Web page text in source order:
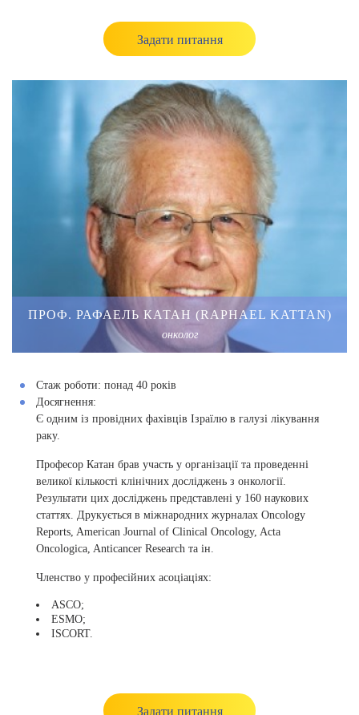
Задати питання
ПРОФ. РАФАЕЛЬ КАТАН (RAPHAEL KATTAN)
онколог
Стаж роботи: понад 40 років
Досягнення:
Є одним із провідних фахівців Ізраїлю в галузі лікування
раку.
Професор Катан брав участь у організації та проведенні
великої кількості клінічних досліджень з онкології.
Результати цих досліджень представлені у 160 наукових
статтях. Друкується в міжнародних журналах Oncology
Reports, American Journal of Clinical Oncology, Acta
Oncologica, Anticancer Research та ін.
Членство у професійних асоціаціях:
ASCO;
ESMO;
ISCORT.
Задати питання